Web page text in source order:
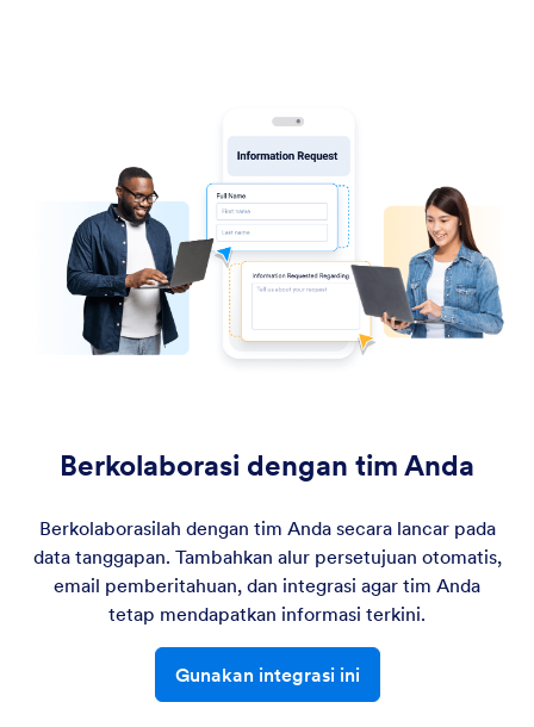
Berkolaborasi dengan tim Anda
Berkolaborasilah dengan tim Anda secara lancar pada
data tanggapan. Tambahkan alur persetujuan otomatis,
email pemberitahuan, dan integrasi agar tim Anda
tetap mendapatkan informasi terkini.
Gunakan integrasi ini